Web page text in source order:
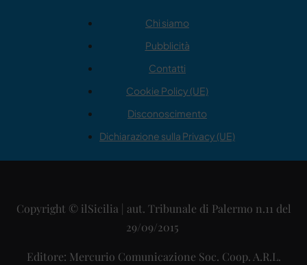
Chi siamo
Pubblicità
Contatti
Cookie Policy (UE)
Disconoscimento
Dichiarazione sulla Privacy (UE)
Copyright © ilSicilia | aut. Tribunale di Palermo n.11 del
29/09/2015
Editore: Mercurio Comunicazione Soc. Coop. A.R.L.